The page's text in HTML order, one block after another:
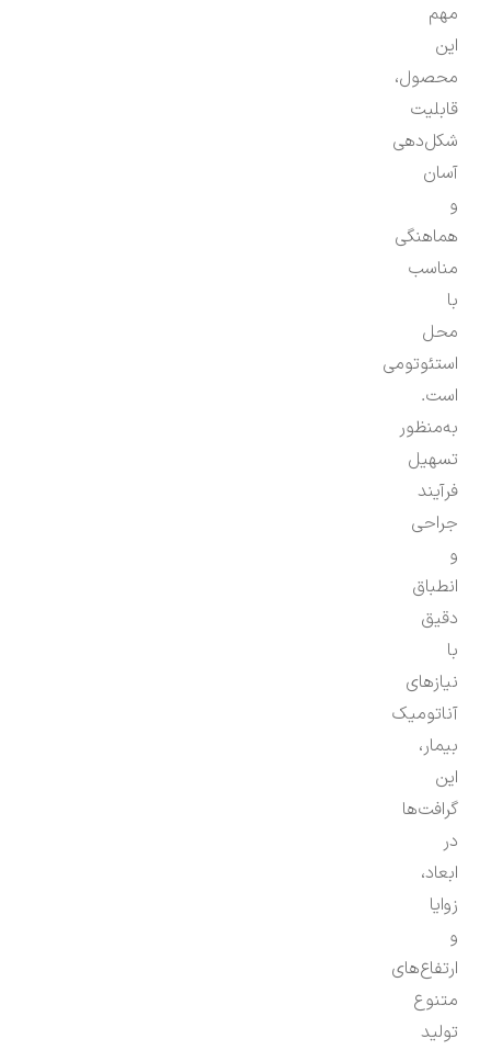
مهم
این
محصول،
قابلیت
شکل‌دهی
آسان
و
هماهنگی
مناسب
با
محل
استئوتومی
است.
به‌منظور
تسهیل
فرآیند
جراحی
و
انطباق
دقیق
با
نیازهای
آناتومیک
بیمار،
این
گرافت‌ها
در
ابعاد،
زوایا
و
ارتفاع‌های
متنوع
تولید